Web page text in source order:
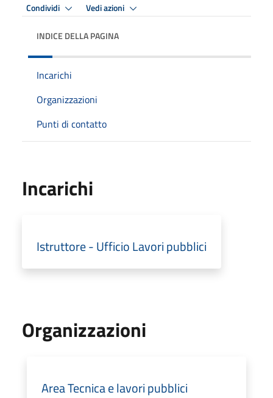
Condividi Vedi azioni
INDICE DELLA PAGINA
Incarichi
Organizzazioni
Punti di contatto
Incarichi
Istruttore - Ufficio Lavori pubblici
Organizzazioni
Area Tecnica e lavori pubblici